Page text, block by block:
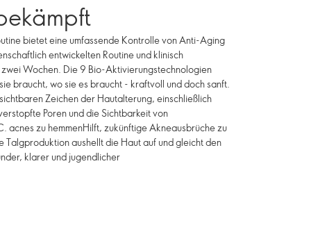
bietet eine umfassende Kontrolle von Anti-Aging
entwickelten Routine und klinisch
Wochen. Die 9 Bio-Aktivierungstechnologien
braucht, wo sie es braucht - kraftvoll und doch sanft.
Zeichen der Hautalterung, einschließlich
Poren und die Sichtbarkeit von
acnes zu hemmenHilft, zukünftige Akneausbrüche zu
aushellt die Haut auf und gleicht den
klarer und jugendlicher